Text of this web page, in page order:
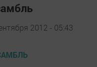
2012 - 05:43